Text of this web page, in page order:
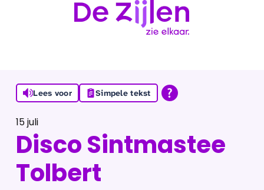
Lees voor Simpele tekst
15 juli
Disco Sintmastee
Tolbert